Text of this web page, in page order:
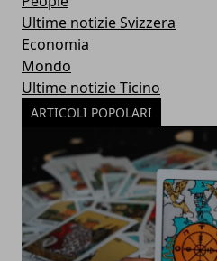
Ultime notizie Svizzera
Economia
Mondo
Ultime notizie Ticino
ARTICOLI POPOLARI